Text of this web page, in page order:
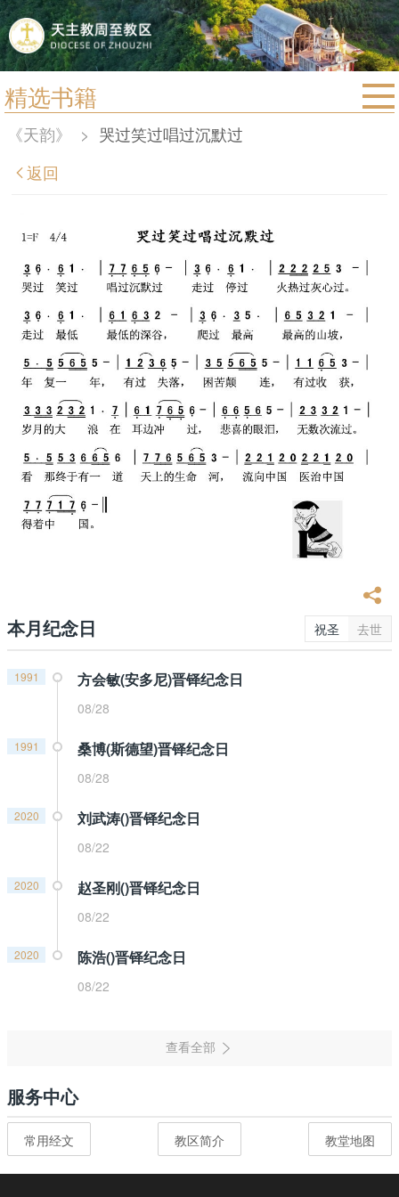
精选书籍
首页
宗教法规
教区简介
信仰文萃
教会圣月
《天韵》 > 哭过笑过唱过沉默过
返回
本月纪念日 祝圣 去世
1991 方会敏(安多尼)晋铎纪念日
08/28
1991 桑博(斯德望)晋铎纪念日
08/28
2020 刘武涛()晋铎纪念日
08/22
2020 赵圣刚()晋铎纪念日
08/22
2020 陈浩()晋铎纪念日
08/22
服务中心
常用经文 教区简介 教堂地图